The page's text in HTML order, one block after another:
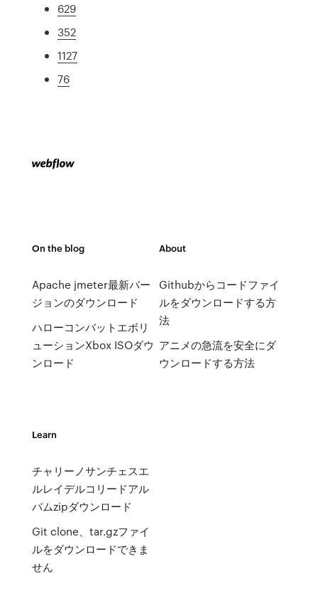
629
352
1127
76
On the blog
Apache jmeter最新バー
ジョンのダウンロード
ハローコンバットエボリ
ューションXbox ISOダウ
ンロード
About
Githubからコードファイ
ルをダウンロードする方
法
アニメの急流を安全にダ
ウンロードする方法
Learn
チャリーノサンチェスエ
ルレイデルコリードアル
バムzipダウンロード
Git clone、tar.gzファイ
ルをダウンロードできま
せん